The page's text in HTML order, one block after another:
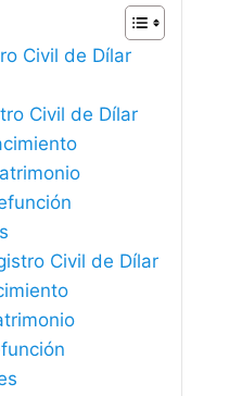
Civil de Dílar
Civil de Dílar
Civil de Dílar